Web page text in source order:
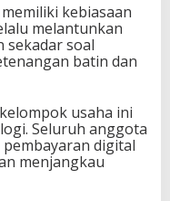
kebiasaan
melantunkan
sekadar soal
batin dan
usaha ini
Seluruh anggota
digital
menjangkau